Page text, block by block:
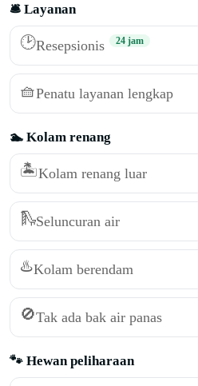
🛎️ Layanan
🕑Resepsionis 24 jam
🧺Penatu layanan lengkap
🏊 Kolam renang
🏝️Kolam renang luar
🛝Seluncuran air
♨️Kolam berendam
🚫Tak ada bak air panas
🐾 Hewan peliharaan